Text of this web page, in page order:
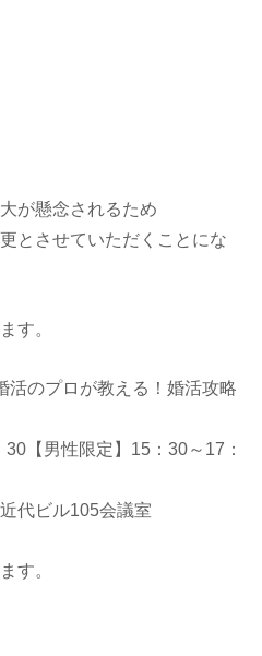
が懸念されるため
とさせていただくことにな
す。
活のプロが教える！婚活攻略
30【男性限定】15：30～17：
代ビル105会議室
す。